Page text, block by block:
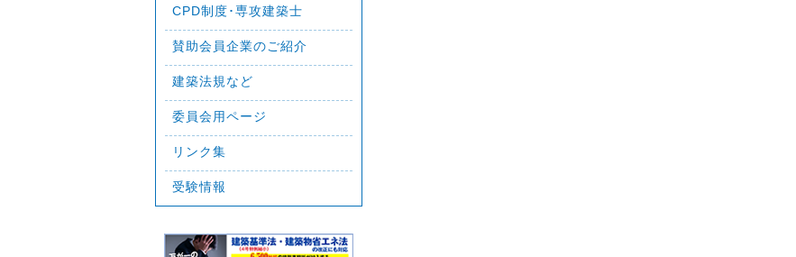
CPD制度･専攻建築士
賛助会員企業のご紹介
建築法規など
委員会用ページ
リンク集
受験情報